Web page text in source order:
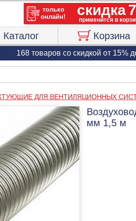
Каталог Корзина
168 товаров со скидкой от 15%
ДЛЯ ВЕНТИЛЯЦИОННЫХ
мм 1,5 м